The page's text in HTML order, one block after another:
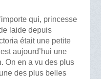
qui, princesse
laide depuis
était une petite
aujourd’hui une
On en a vu des plus
des plus belles